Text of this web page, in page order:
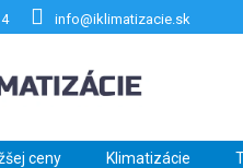
info@iklimatizacie.sk
ceny Klimatizácie